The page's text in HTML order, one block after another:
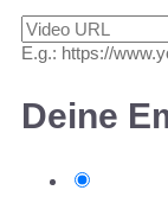
E.g.: https://
Deine